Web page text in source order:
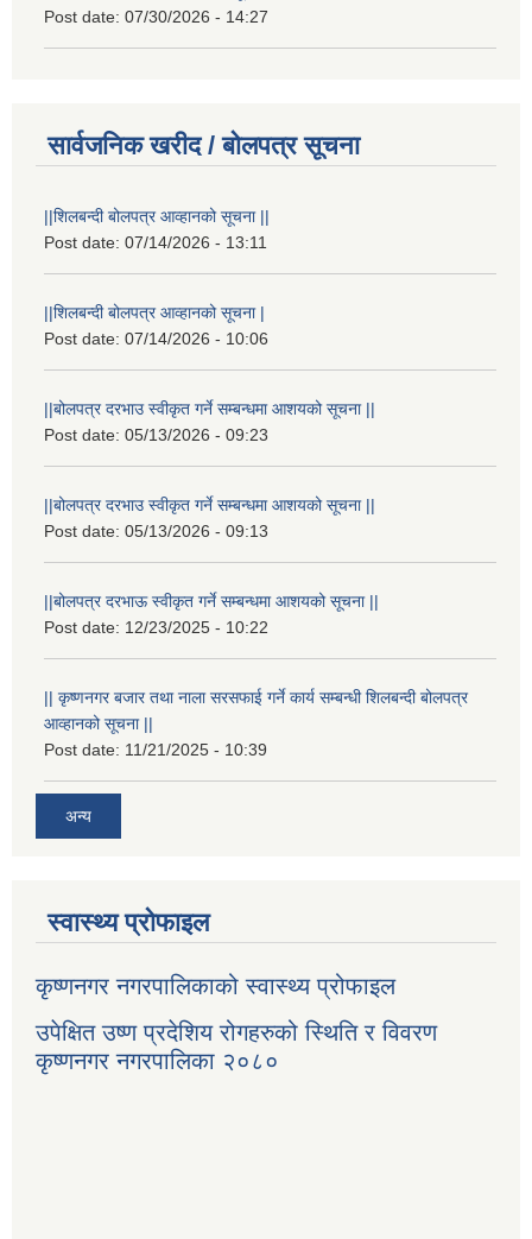
Post date: 07/30/2026 - 14:27
सार्वजनिक खरीद / बोलपत्र सूचना
||शिलबन्दी बोलपत्र आव्हानको सूचना ||
Post date: 07/14/2026 - 13:11
||शिलबन्दी बोलपत्र आव्हानको सूचना |
Post date: 07/14/2026 - 10:06
||बोलपत्र दरभाउ स्वीकृत गर्ने सम्बन्धमा आशयको सूचना ||
Post date: 05/13/2026 - 09:23
||बोलपत्र दरभाउ स्वीकृत गर्ने सम्बन्धमा आशयको सूचना ||
Post date: 05/13/2026 - 09:13
||बोलपत्र दरभाऊ स्वीकृत गर्ने सम्बन्धमा आशयको सूचना ||
Post date: 12/23/2025 - 10:22
|| कृष्णनगर बजार तथा नाला सरसफाई गर्ने कार्य सम्बन्धी शिलबन्दी बोलपत्र
आव्हानको सूचना ||
Post date: 11/21/2025 - 10:39
अन्य
स्वास्थ्य प्रोफाइल
कृष्णनगर नगरपालिकाको स्वास्थ्य प्रोफाइल
उपेक्षित उष्ण प्रदेशिय रोगहरुको स्थिति र विवरण
कृष्णनगर नगरपालिका २०८०